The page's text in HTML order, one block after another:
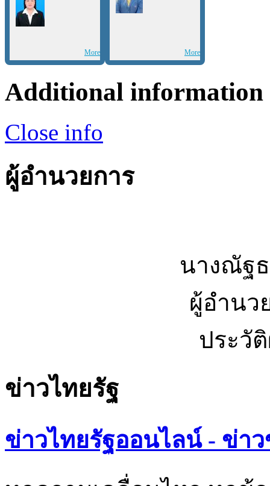
More More
Additional information
Close info
ผู้อำนวยการ
นางณัฐ
ผู้อำนว
ประวั
ข่าวไทยรัฐ
ข่าวไทยรัฐออนไลน์ - ข่า